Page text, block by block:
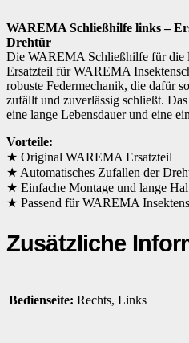
WAREMA Schließhilfe links –
Drehtür
Die WAREMA Schließhilfe für die
Ersatzteil für WAREMA
robuste Federmechanik, die dafür
zufällt und zuverlässig schließt.
eine lange Lebensdauer und eine
Vorteile:
★ Original WAREMA Ersatzteil
★ Automatisches Zufallen der
★ Einfache Montage und lange
★ Passend für WAREMA
Zusätzliche
Bedienseite: Rechts, Links